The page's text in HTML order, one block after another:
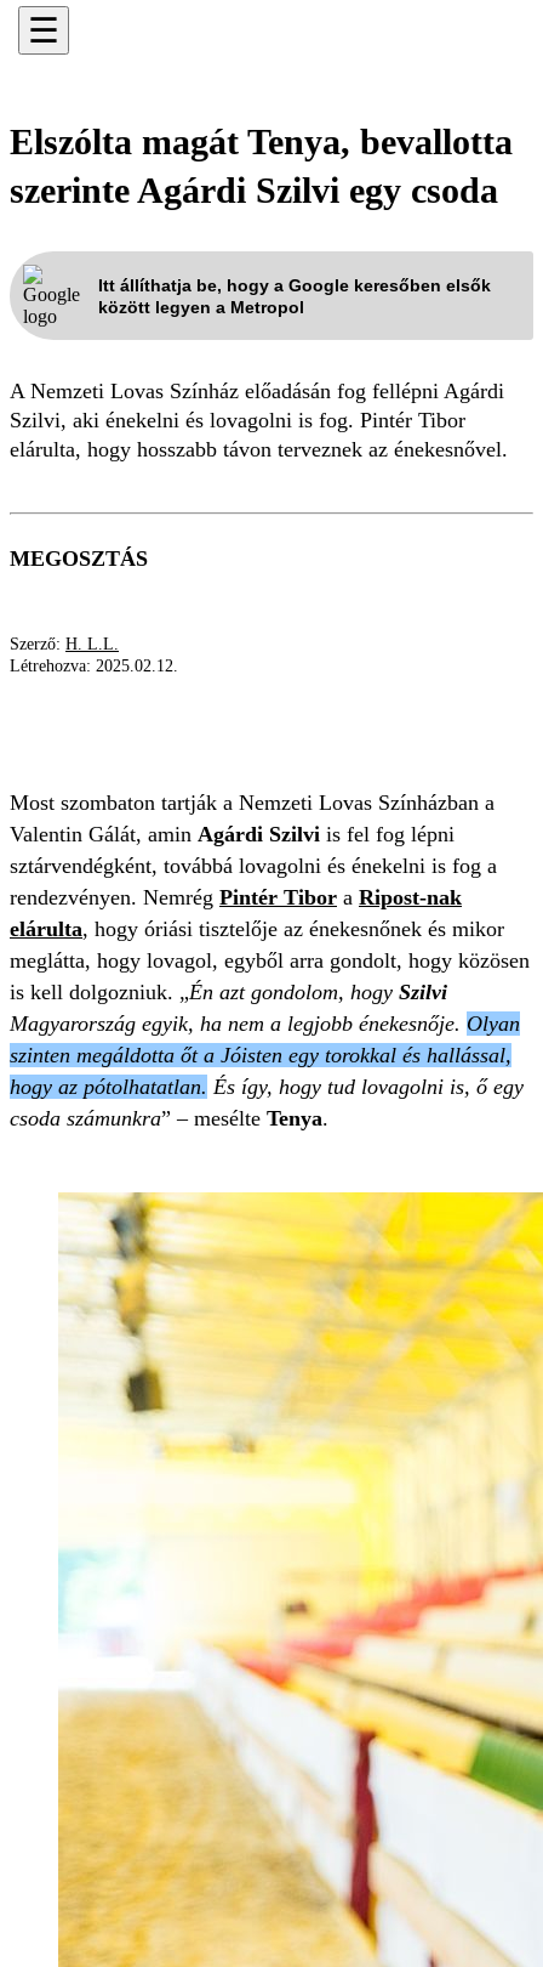
☰
Elszólta magát Tenya, bevallotta
szerinte Agárdi Szilvi egy csoda
Itt állíthatja be, hogy a Google keresőben elsők
között legyen a Metropol
A Nemzeti Lovas Színház előadásán fog fellépni Agárdi
Szilvi, aki énekelni és lovagolni is fog. Pintér Tibor
elárulta, hogy hosszabb távon terveznek az énekesnővel.
MEGOSZTÁS
Szerző: H. L.L.
Létrehozva: 2025.02.12.
Most szombaton tartják a Nemzeti Lovas Színházban a
Valentin Gálát, amin Agárdi Szilvi is fel fog lépni
sztárvendégként, továbbá lovagolni és énekelni is fog a
rendezvényen. Nemrég Pintér Tibor a Ripost-nak
elárulta, hogy óriási tisztelője az énekesnőnek és mikor
meglátta, hogy lovagol, egyből arra gondolt, hogy közösen
is kell dolgozniuk. „Én azt gondolom, hogy Szilvi
Magyarország egyik, ha nem a legjobb énekesnője. Olyan
szinten megáldotta őt a Jóisten egy torokkal és hallással,
hogy az pótolhatatlan. És így, hogy tud lovagolni is, ő egy
csoda számunkra” – mesélte Tenya.